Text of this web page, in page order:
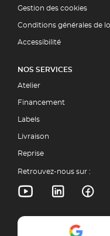
Gestion des cookies
Conditions générales de
Accessibilité
NOS SERVICES
Atelier
Financement
Labels
Livraison
Reprise
Retrouvez-nous sur :